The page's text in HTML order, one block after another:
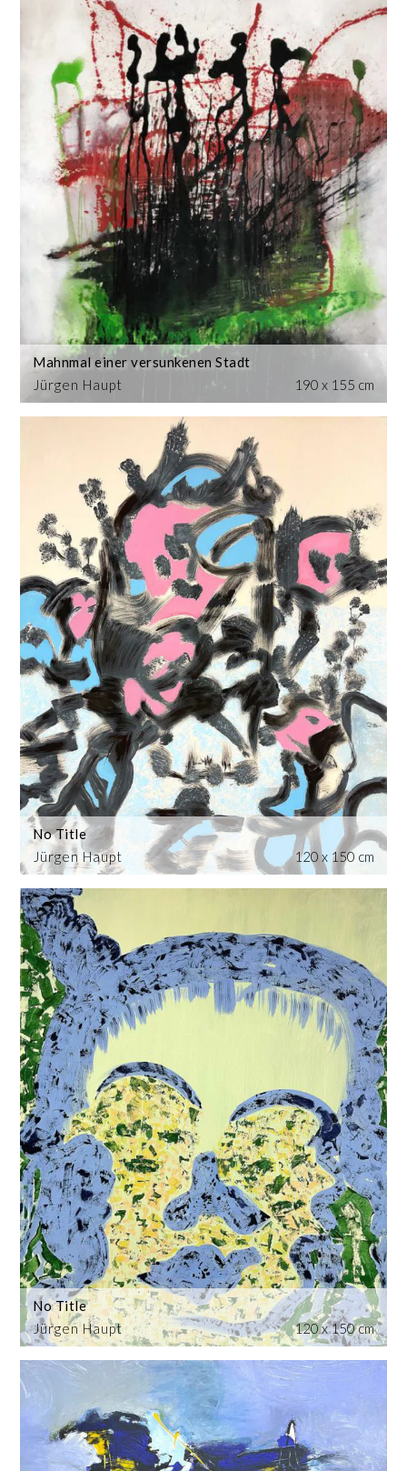
Jürgen Haupt
Mahnmal einer versunkenen Stadt
190 x 155 cm
Jürgen Haupt
No Title
120 x 150 cm
Jürgen Haupt
No Title
120 x 150 cm